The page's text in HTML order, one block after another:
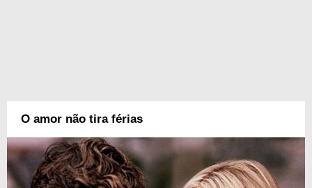
O amor não tira férias